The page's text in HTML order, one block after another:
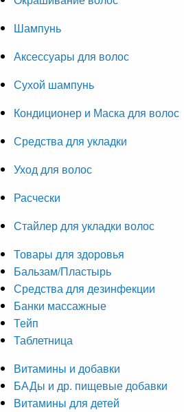
Шампунь
Аксессуары для волос
Сухой шампунь
Кондиционер и Маска для волос
Средства для укладки
Уход для волос
Расчески
Стайлер для укладки волос
Товары для здоровья
Бальзам/Пластырь
Средства для дезинфекции
Банки массажные
Тейп
Таблетница
Витамины и добавки
БАДы и др. пищевые добавки
Витамины для детей